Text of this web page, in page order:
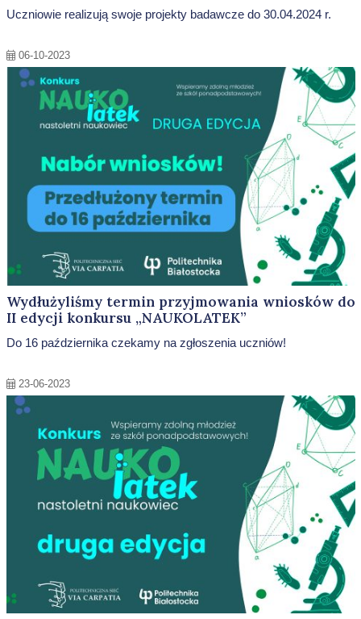
Uczniowie realizują swoje projekty badawcze do 30.04.2024 r.
06-10-2023
Wydłużyliśmy termin przyjmowania wniosków do
II edycji konkursu „NAUKOLATEK”
Do 16 października czekamy na zgłoszenia uczniów!
23-06-2023